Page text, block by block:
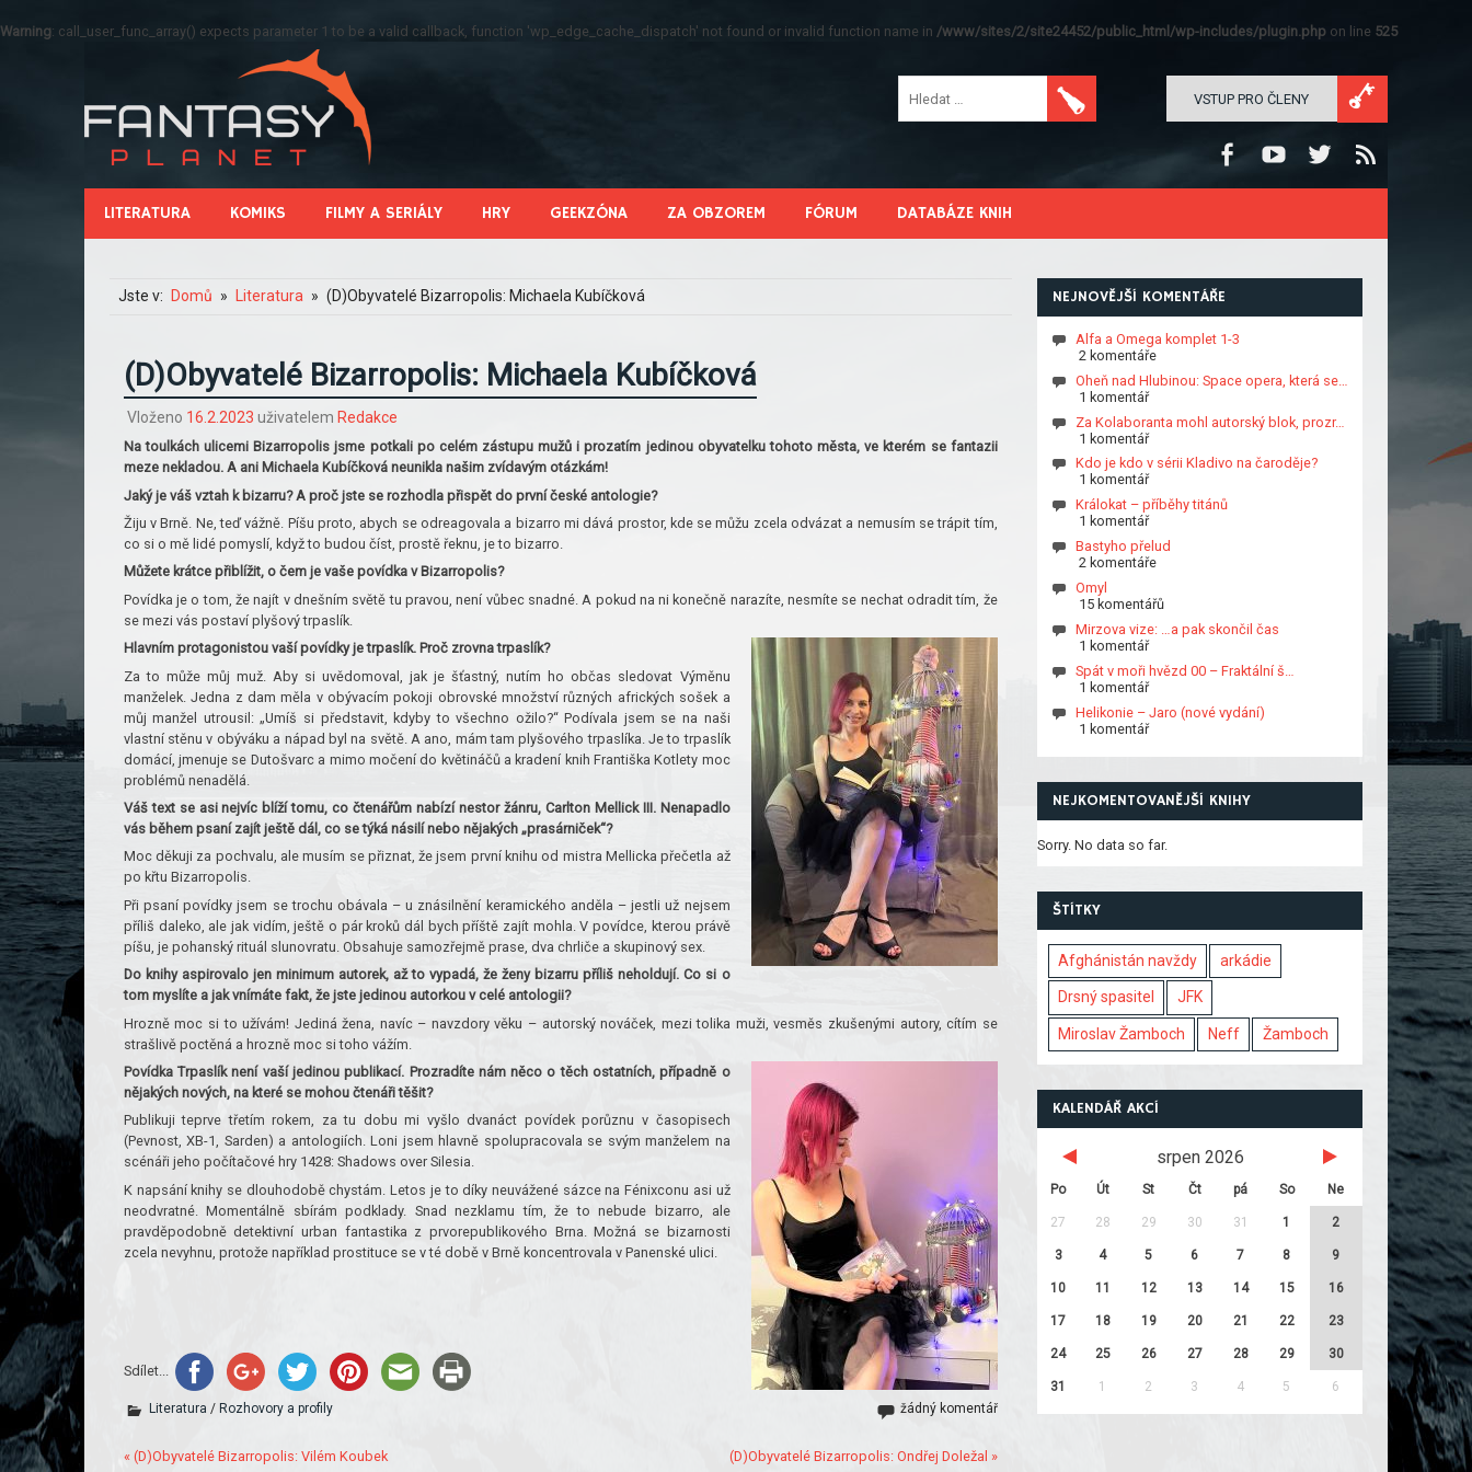
Warning: call_user_func_array() expects parameter 1 to be a valid callback, function 'wp_edge_cache_dispatch' not found or invalid function name in /www/sites/2/site24452/public_html/wp-includes/plugin.php on line 525
VSTUP PRO ČLENY
LITERATURA KOMIKS FILMY A SERIÁLY HRY GEEKZÓNA ZA OBZOREM FÓRUM DATABÁZE KNIH
Jste v: Domů Literatura (D)Obyvatelé Bizarropolis: Michaela Kubíčková
(D)Obyvatelé Bizarropolis: Michaela Kubíčková
Vloženo 16.2.2023 uživatelem Redakce
Na toulkách ulicemi Bizarropolis jsme potkali po celém zástupu mužů i prozatím jedinou obyvatelku tohoto města, ve kterém se fantazii
meze nekladou. A ani Michaela Kubíčková neunikla našim zvídavým otázkám!
Jaký je váš vztah k bizarru? A proč jste se rozhodla přispět do první české antologie?
Žiju v Brně. Ne, teď vážně. Píšu proto, abych se odreagovala a bizarro mi dává prostor, kde se můžu zcela odvázat a nemusím se trápit tím,
co si o mě lidé pomyslí, když to budou číst, prostě řeknu, je to bizarro.
Můžete krátce přiblížit, o čem je vaše povídka v Bizarropolis?
Povídka je o tom, že najít v dnešním světě tu pravou, není vůbec snadné. A pokud na ni konečně narazíte, nesmíte se nechat odradit tím, že
se mezi vás postaví plyšový trpaslík.
Hlavním protagonistou vaší povídky je trpaslík. Proč zrovna trpaslík?
Za to může můj muž. Aby si uvědomoval, jak je šťastný, nutím ho občas sledovat Výměnu
manželek. Jedna z dam měla v obývacím pokoji obrovské množství různých afrických sošek a
můj manžel utrousil: „Umíš si představit, kdyby to všechno ožilo?“ Podívala jsem se na naši
vlastní stěnu v obýváku a nápad byl na světě. A ano, mám tam plyšového trpaslíka. Je to trpaslík
domácí, jmenuje se Dutošvarc a mimo močení do květináčů a kradení knih Františka Kotlety moc
problémů nenadělá.
Váš text se asi nejvíc blíží tomu, co čtenářům nabízí nestor žánru, Carlton Mellick III. Nenapadlo
vás během psaní zajít ještě dál, co se týká násilí nebo nějakých „prasárniček“?
Moc děkuji za pochvalu, ale musím se přiznat, že jsem první knihu od mistra Mellicka přečetla až
po křtu Bizarropolis.
Při psaní povídky jsem se trochu obávala – u znásilnění keramického anděla – jestli už nejsem
příliš daleko, ale jak vidím, ještě o pár kroků dál bych příště zajít mohla. V povídce, kterou právě
píšu, je pohanský rituál slunovratu. Obsahuje samozřejmě prase, dva chrliče a skupinový sex.
Do knihy aspirovalo jen minimum autorek, až to vypadá, že ženy bizarru příliš neholdují. Co si o
tom myslíte a jak vnímáte fakt, že jste jedinou autorkou v celé antologii?
Hrozně moc si to užívám! Jediná žena, navíc – navzdory věku – autorský nováček, mezi tolika muži, vesměs zkušenými autory, cítím se
strašlivě poctěná a hrozně moc si toho vážím.
Povídka Trpaslík není vaší jedinou publikací. Prozradíte nám něco o těch ostatních, případně o
nějakých nových, na které se mohou čtenáři těšit?
Publikuji teprve třetím rokem, za tu dobu mi vyšlo dvanáct povídek porůznu v časopisech
(Pevnost, XB-1, Sarden) a antologiích. Loni jsem hlavně spolupracovala se svým manželem na
scénáři jeho počítačové hry 1428: Shadows over Silesia.
K napsání knihy se dlouhodobě chystám. Letos je to díky neuvážené sázce na Fénixconu asi už
neodvratné. Momentálně sbírám podklady. Snad nezklamu tím, že to nebude bizarro, ale
pravděpodobně detektivní urban fantastika z prvorepublikového Brna. Možná se bizarnosti
zcela nevyhnu, protože například prostituce se v té době v Brně koncentrovala v Panenské ulici.
Sdílet...
Literatura / Rozhovory a profily žádný komentář
« (D)Obyvatelé Bizarropolis: Vilém Koubek (D)Obyvatelé Bizarropolis: Ondřej Doležal »
NEJNOVĚJŠÍ KOMENTÁŘE
Alfa a Omega komplet 1-3
2 komentáře
Oheň nad Hlubinou: Space opera, která se…
1 komentář
Za Kolaboranta mohl autorský blok, prozr…
1 komentář
Kdo je kdo v sérii Kladivo na čaroděje?
1 komentář
Králokat – příběhy titánů
1 komentář
Bastyho přelud
2 komentáře
Omyl
15 komentářů
Mirzova vize: …a pak skončil čas
1 komentář
Spát v moři hvězd 00 – Fraktální š…
1 komentář
Helikonie – Jaro (nové vydání)
1 komentář
NEJKOMENTOVANĚJŠÍ KNIHY
Sorry. No data so far.
ŠTÍTKY
Afghánistán navždy arkádie
Drsný spasitel JFK
Miroslav Žamboch Neff Žamboch
KALENDÁŘ AKCÍ
srpen 2026
Po Út St Čt pá So Ne
27 28 29 30 31 1 2
3 4 5 6 7 8 9
10 11 12 13 14 15 16
17 18 19 20 21 22 23
24 25 26 27 28 29 30
31 1 2 3 4 5 6